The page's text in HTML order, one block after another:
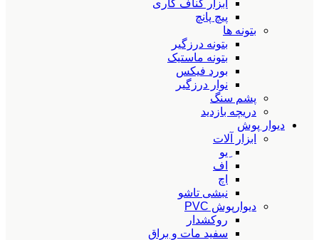
ابزار کناف کاری
پیچ پانچ
بتونه ها
بتونه درزگیر
بتونه ماستیک
بورد فیکس
نوار درزگیر
پشم سنگ
دریچه بازدید
دیوار پوش
ابزار آلات
ِیو
اف
اچ
نبشی تاشو
دیوارپوش PVC
روکشدار
سفید مات و براق